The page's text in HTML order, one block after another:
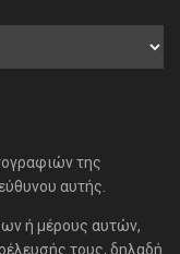
της
αυτής.
ή μέρους αυτών,
τους, δηλαδή